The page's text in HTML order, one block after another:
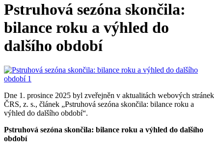
Pstruhová sezóna skončila:
bilance roku a výhled do
dalšího období
Dne 1. prosince 2025 byl zveřejněn v aktualitách webových stránek
ČRS, z. s., článek „Pstruhová sezóna skončila: bilance roku a
výhled do dalšího období“.
Pstruhová sezóna skončila: bilance roku a výhled do dalšího
období